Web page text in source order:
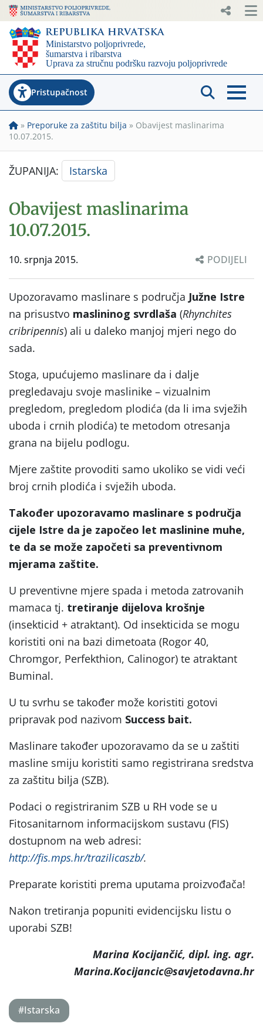
Pristupačnost
» Preporuke za zaštitu bilja » Obavijest maslinarima
10.07.2015.
ŽUPANIJA: Istarska
Obavijest maslinarima
10.07.2015.
10. srpnja 2015. PODIJELI
Upozoravamo maslinare s područja Južne Istre
na prisustvo maslininog svrdlaša (Rhynchites
cribripennis) ali u daleko manjoj mjeri nego do
sada.
Stoga, upućujemo maslinare da i dalje
pregledavaju svoje maslinike – vizualnim
pregledom, pregledom plodića (da li ima svježih
uboda i crnih plodića) te metodom otresanja
grana na bijelu podlogu.
Mjere zaštite provoditi samo ukoliko se vidi veći
broj crnih plodića i svježih uboda.
Također upozoravamo maslinare s područja
cijele Istre da je započeo let maslinine muhe,
te da se može započeti sa preventivnom
mjerama zaštite.
U preventivne mjere spada i metoda zatrovanih
mamaca tj. tretiranje dijelova krošnje
(insekticid + atraktant). Od insekticida se mogu
koristiti oni na bazi dimetoata (Rogor 40,
Chromgor, Perfekthion, Calinogor) te atraktant
Buminal.
U tu svrhu se također može koristiti gotovi
pripravak pod nazivom Success bait.
Maslinare također upozoravamo da se u zaštiti
masline smiju koristiti samo registrirana sredstva
za zaštitu bilja (SZB).
Podaci o registriranim SZB u RH vode se u
Fitosanitarnom informacijskom sustavu (FIS)
dostupnom na web adresi:
http://fis.mps.hr/trazilicaszb/.
Preparate koristiti prema uputama proizvođača!
Nakon tretiranja popuniti evidencijsku listu o
uporabi SZB!
Marina Kocijančić, dipl. ing. agr.
Marina.Kocijancic@savjetodavna.hr
#Istarska